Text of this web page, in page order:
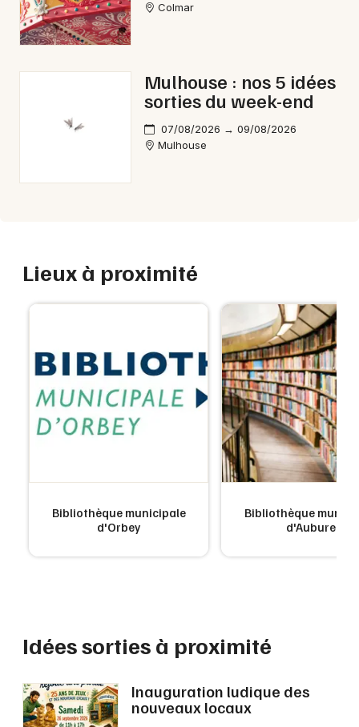
Colmar
Mulhouse : nos 5 idées
sorties du week-end
07/08/2026 → 09/08/2026
Mulhouse
Lieux à proximité
Bibliothèque municipale
d'Orbey
Bibliothèque
d'Aubure
Idées sorties à proximité
Inauguration ludique des
nouveaux locaux